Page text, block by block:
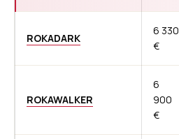
ROKADARK
6 330
€
ROKAWALKER
6
900
€